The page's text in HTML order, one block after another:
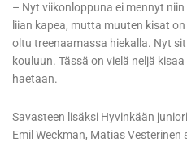
– Nyt viikonloppuna ei mennyt
liian kapea, mutta muuten kisat
oltu treenaamassa hiekalla. Nyt
kouluun. Tässä on vielä neljä
haetaan.
Savasteen lisäksi Hyvinkään
Emil Weckman, Matias